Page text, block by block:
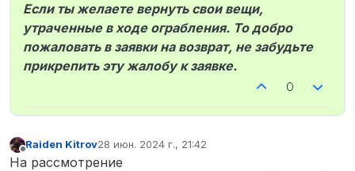
Если ты желаете вернуть свои вещи,
утраченные в ходе ограбления. То добро
пожаловать в заявки на возврат, не забудьте
прикрепить эту жалобу к заявке.
0
Raiden Kitrov28 июн. 2024 г., 21:42
отредактировано
На рассмотрение